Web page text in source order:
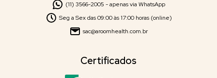
(11) 3566-2005 - apenas via WhatsApp
Seg a Sex das 09:00 às 17:00 horas (online)
sac@aroomhealth.com.br
Certificados